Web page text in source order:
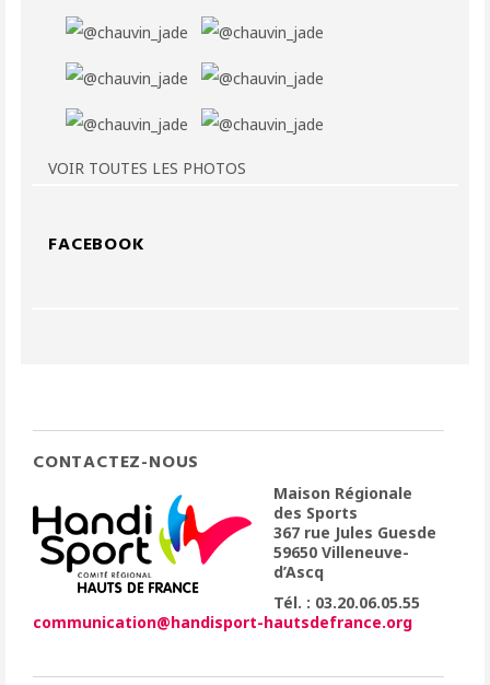
VOIR TOUTES LES PHOTOS
FACEBOOK
CONTACTEZ-NOUS
Maison Régionale
des Sports
367 rue Jules Guesde
59650 Villeneuve-
d’Ascq
Tél. : 03.20.06.05.55
communication@handisport-hautsdefrance.org